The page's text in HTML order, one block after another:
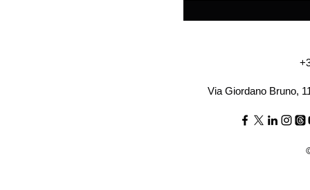
Via Giordano Bruno,